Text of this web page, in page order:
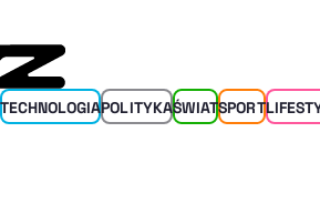
TECHNOLOGIAPOLITYKAŚWIATSPORT